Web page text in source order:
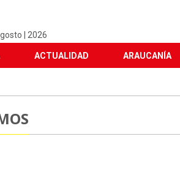
| 2026
ACTUALIDAD ARAUCANÍA